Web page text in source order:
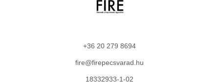
+36 20 279 8694
fire@firepecsvarad.hu
18332933-1-02